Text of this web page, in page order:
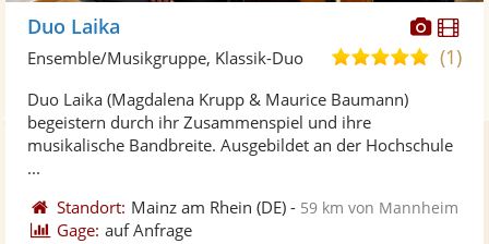
Duo Laika
5,0
Sternen
(1)
Ensemble/Musikgruppe, Klassik-Duo
Duo Laika (Magdalena Krupp & Maurice Baumann)
begeistern durch ihr Zusammenspiel und ihre
musikalische Bandbreite. Ausgebildet an der Hochschule
...
Standort: Mainz am Rhein (DE) - 59 km von Mannheim
Gage: auf Anfrage